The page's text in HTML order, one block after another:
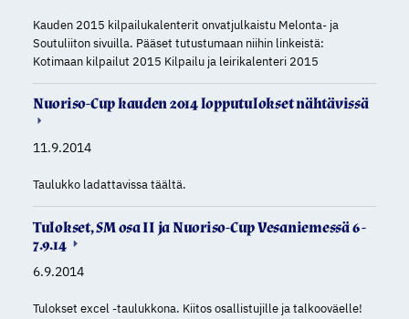
Kauden 2015 kilpailukalenterit onvatjulkaistu Melonta- ja
Soutuliiton sivuilla. Pääset tutustumaan niihin linkeistä:
Kotimaan kilpailut 2015 Kilpailu ja leirikalenteri 2015
Nuoriso-Cup kauden 2014 lopputulokset nähtävissä
11.9.2014
Taulukko ladattavissa täältä.
Tulokset, SM osa II ja Nuoriso-Cup Vesaniemessä 6 -
7.9.14
6.9.2014
Tulokset excel -taulukkona. Kiitos osallistujille ja talkooväelle!